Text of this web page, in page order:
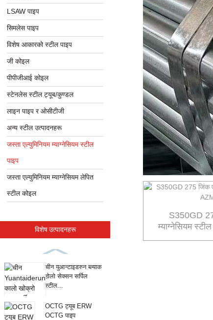
LSAW पाइप
सिमलेस पाइप
विशेष आकारको स्टील पाइप
जी कोइल
पीपीजीआई कोइल
स्टेनलेस स्टील ट्यूब/कुण्डल
लाइन पाइप र ओसीटीजी
अन्य स्टील उत्पादनहरू
जस्ता एल्युमिनियम म्याग्नेसियम स्टील
पाइप
जस्ता एल्युमिनियम म्याग्नेसियम लेपित
स्टील कोइल
विशेष उत्पादनहरू
चीन युआन्टाइडरुन ब्ल्याक
होलो सेक्सन सर्पिल
स्टील...
OCTG ट्यूब ERW
OCTG पाइप
S350GD
म्याग्नेसियम